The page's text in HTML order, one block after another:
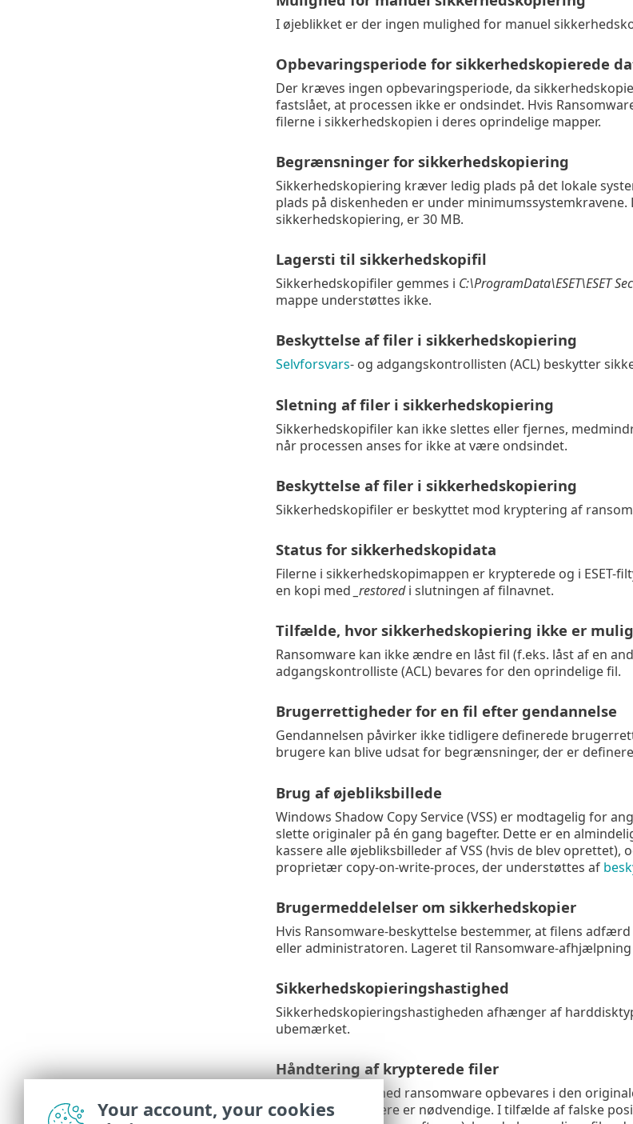
I øjeblikket er der ingen mulighed for manuel
Opbevaringsperiode for sikkerhedskopierede
Der kræves ingen opbevaringsperiode, da
fastslået, at processen ikke er ondsindet. Hvis
filerne i sikkerhedskopien i deres oprindelige mapper.
Begrænsninger for sikkerhedskopiering
Sikkerhedskopiering kræver ledig plads på det lokale
plads på diskenheden er under
sikkerhedskopiering, er 30 MB.
Lagersti til sikkerhedskopifil
Sikkerhedskopifiler gemmes i C:\ProgramData\ESET\ESET
mappe understøttes ikke.
Beskyttelse af filer i sikkerhedskopiering
Selvforsvars- og adgangskontrollisten (ACL) beskytter
Sletning af filer i sikkerhedskopiering
Sikkerhedskopifiler kan ikke slettes eller fjernes,
når processen anses for ikke at være ondsindet.
Beskyttelse af filer i sikkerhedskopiering
Sikkerhedskopifiler er beskyttet mod kryptering af
Status for sikkerhedskopidata
Filerne i sikkerhedskopimappen er krypterede og i ESET-
en kopi med _restoredi slutningen af filnavnet.
Tilfælde, hvor sikkerhedskopiering ikke er mulig
Ransomware kan ikke ændre en låst fil (f.eks. låst af en
adgangskontrolliste (ACL) bevares for den oprindelige fil.
Brugerrettigheder for en fil efter gendannelse
Gendannelsen påvirker ikke tidligere definerede
brugere kan blive udsat for begrænsninger, der er
Brug af øjebliksbillede
Windows Shadow Copy Service (VSS) er modtagelig for
slette originaler på én gang bagefter. Dette er en
kassere alle øjebliksbilleder af VSS (hvis de blev
proprietær copy-on-write-proces, der understøttes af
Brugermeddelelser om sikkerhedskopier
Hvis Ransomware-beskyttelse bestemmer, at filens
eller administratoren. Lageret til Ransomware-
Sikkerhedskopieringshastighed
Sikkerhedskopieringshastigheden afhænger af
ubemærket.
Håndtering af krypterede filer
Krypterede filer med ransomware opbevares i den
hvis de ikke længere er nødvendige. I tilfælde af falske
Your account, your cookies